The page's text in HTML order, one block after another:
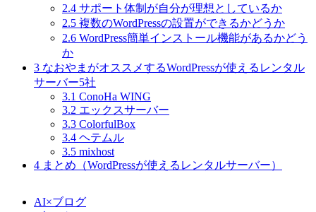
2.4 サポート体制が自分が理想としているか
2.5 複数のWordPressの設置ができるかどうか
2.6 WordPress簡単インストール機能があるかどう
か
3 なおやまがオススメするWordPressが使えるレンタル
サーバー5社
3.1 ConoHa WING
3.2 エックスサーバー
3.3 ColorfulBox
3.4 ヘテムル
3.5 mixhost
4 まとめ（WordPressが使えるレンタルサーバー）
AI×ブログ